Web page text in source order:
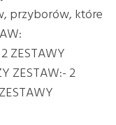
przyborów, które
ZESTAWY
ZESTAW:- 2